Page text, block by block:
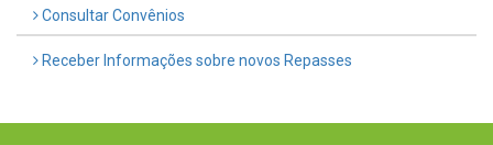
Consultar Convênios
Receber Informações sobre novos Repasses